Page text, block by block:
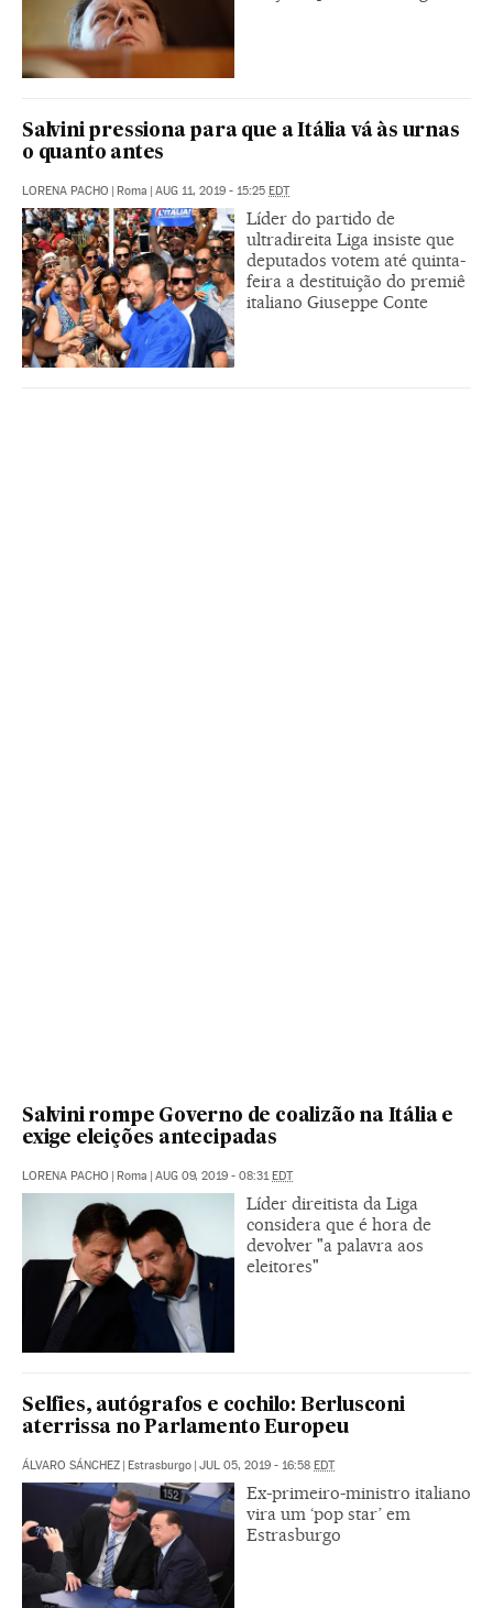
Salvini pressiona para que a Itália vá às urnas
o quanto antes
LORENA PACHO | Roma | AUG 11, 2019 - 15:25 EDT
Líder do partido de
ultradireita Liga insiste que
deputados votem até quinta-
feira a destituição do premiê
italiano Giuseppe Conte
Salvini rompe Governo de coalizão na Itália e
exige eleições antecipadas
LORENA PACHO | Roma | AUG 09, 2019 - 08:31EDT
Líder direitista da Liga
considera que é hora de
devolver "a palavra aos
eleitores"
Selfies, autógrafos e cochilo: Berlusconi
aterrissa no Parlamento Europeu
ÁLVARO SÁNCHEZ | Estrasburgo | JUL 05, 2019 - 16:58 EDT
Ex-primeiro-ministro italiano
vira um ‘pop star’ em
Estrasburgo